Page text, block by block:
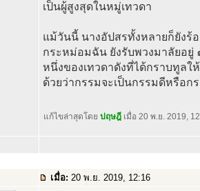
เป็นผู้สูงสุดในหมู่เทวดา
แม้วันนี้ นางอัปสรทั้งหลายก็ยังร้
กระหม่อมฉัน ยังรับพวงมาลัยอยู่
หนึ่งของเทวดาดังที่ได้กราบทูล
ด้วยว่ากรรมจะเป็นกรรมดีหรือก
แก้ไขล่าสุดโดย ปฤษฎี เมื่อ 20 พ.ย. 2019,
เมื่อ: 20 พ.ย. 2019, 12:16